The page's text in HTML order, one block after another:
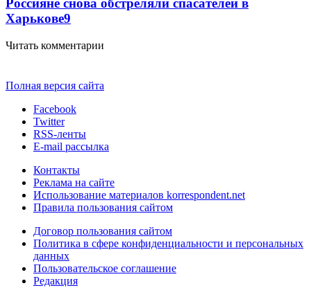
Россияне снова обстреляли спасателей в
Харькове9
Читать комментарии
Полная версия сайта
Facebook
Twitter
RSS-ленты
E-mail рассылка
Контакты
Реклама на сайте
Использование материалов korrespondent.net
Правила пользования сайтом
Договор пользования сайтом
Политика в сфере конфиденциальности и персональных
данных
Пользовательское соглашение
Редакция